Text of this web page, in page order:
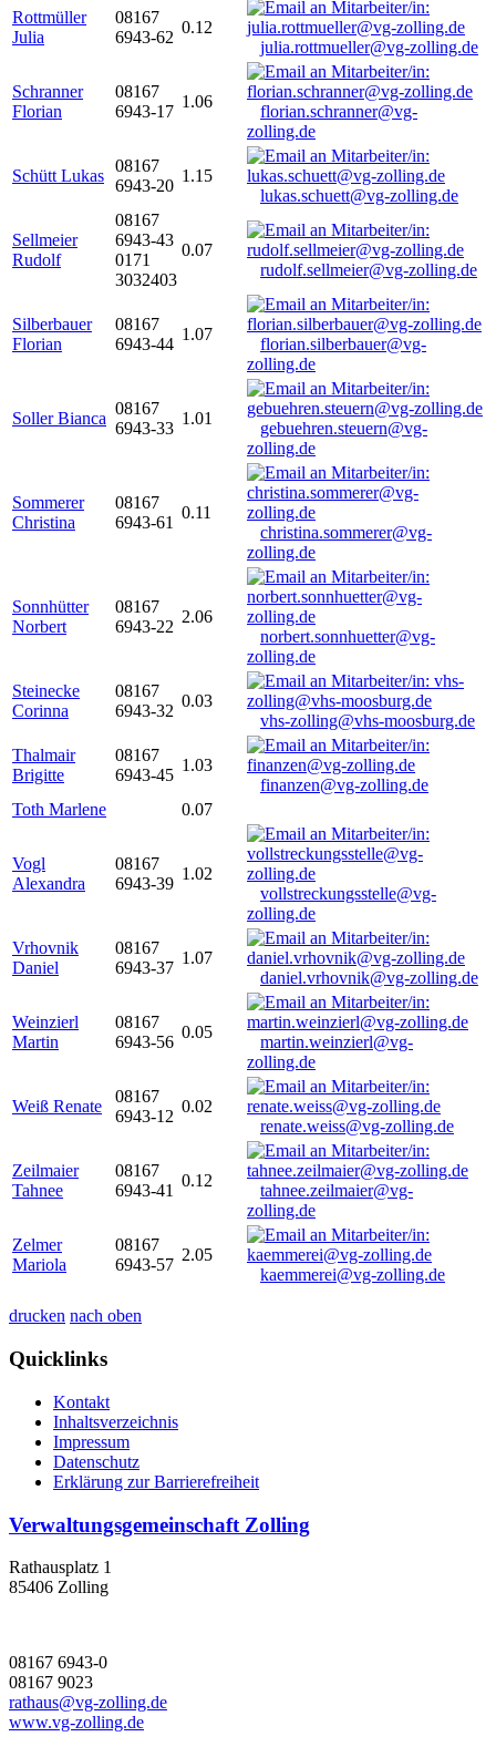
Rottmüller
Julia
08167
6943-62
0.12
julia.rottmueller@vg-zolling.de
Schranner
Florian
08167
6943-17
1.06
florian.schranner@vg-
zolling.de
Schütt Lukas
08167
6943-20
1.15
lukas.schuett@vg-zolling.de
Sellmeier
Rudolf
08167
6943-43
0171
3032403
0.07
rudolf.sellmeier@vg-zolling.de
Silberbauer
Florian
08167
6943-44
1.07
florian.silberbauer@vg-
zolling.de
Soller Bianca
08167
6943-33
1.01
gebuehren.steuern@vg-
zolling.de
Sommerer
Christina
08167
6943-61
0.11
christina.sommerer@vg-
zolling.de
Sonnhütter
Norbert
08167
6943-22
2.06
norbert.sonnhuetter@vg-
zolling.de
Steinecke
Corinna
08167
6943-32
0.03
vhs-zolling@vhs-moosburg.de
Thalmair
Brigitte
08167
6943-45
1.03
finanzen@vg-zolling.de
Toth Marlene
0.07
Vogl
Alexandra
08167
6943-39
1.02
vollstreckungsstelle@vg-
zolling.de
Vrhovnik
Daniel
08167
6943-37
1.07
daniel.vrhovnik@vg-zolling.de
Weinzierl
Martin
08167
6943-56
0.05
martin.weinzierl@vg-
zolling.de
Weiß Renate
08167
6943-12
0.02
renate.weiss@vg-zolling.de
Zeilmaier
Tahnee
08167
6943-41
0.12
tahnee.zeilmaier@vg-
zolling.de
Zelmer
Mariola
08167
6943-57
2.05
kaemmerei@vg-zolling.de
drucken nach oben
Quicklinks
Kontakt
Inhaltsverzeichnis
Impressum
Datenschutz
Erklärung zur Barrierefreiheit
Verwaltungsgemeinschaft Zolling
Rathausplatz 1
85406 Zolling
08167 6943-0
08167 9023
rathaus@vg-zolling.de
www.vg-zolling.de